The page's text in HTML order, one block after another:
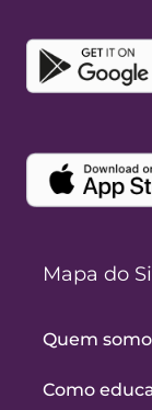
Mapa do
Quem
Como